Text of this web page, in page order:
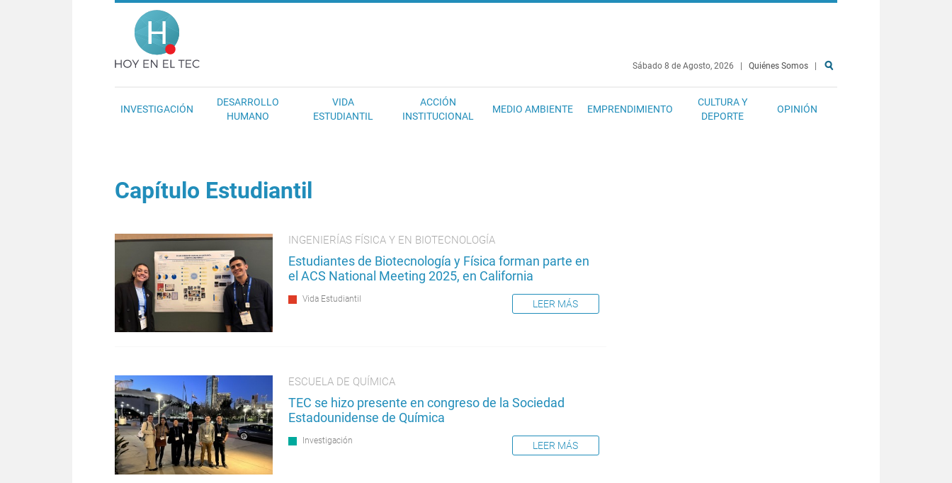
Pasar al contenido principal
Sábado 8 de Agosto, 2026 Quiénes Somos
INVESTIGACIÓN
DESARROLLO
HUMANO
VIDA
ESTUDIANTIL
ACCIÓN
INSTITUCIONAL
MEDIO AMBIENTE EMPRENDIMIENTO
CULTURA Y
DEPORTE
OPINIÓN
Capítulo Estudiantil
INGENIERÍAS FÍSICA Y EN BIOTECNOLOGÍA
Estudiantes de Biotecnología y Física forman parte en
el ACS National Meeting 2025, en California
Vida Estudiantil LEER MÁS
ESCUELA DE QUÍMICA
TEC se hizo presente en congreso de la Sociedad
Estadounidense de Química
Investigación LEER MÁS